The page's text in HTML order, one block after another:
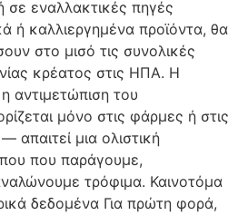
εναλλακτικές πηγές
ή καλλιεργημένα προϊόντα, θα
στο μισό τις συνολικές
κρέατος στις ΗΠΑ. Η
η αντιμετώπιση του
μόνο στις φάρμες ή στις
μια ολιστική
που παράγουμε,
τρόφιμα. Καινοτόμα
δεδομένα Για πρώτη φορά,